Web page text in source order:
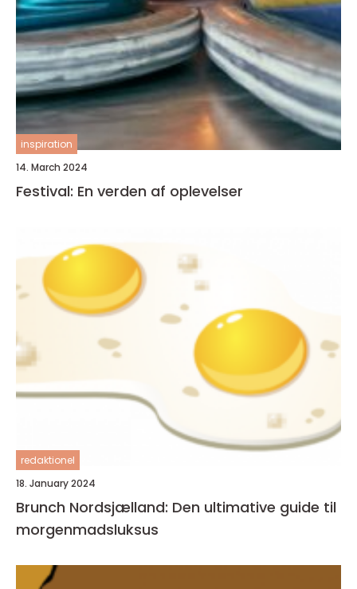
inspiration
14. March 2024
Festival: En verden af oplevelser
redaktionel
18. January 2024
Brunch Nordsjælland: Den ultimative guide til
morgenmadsluksus